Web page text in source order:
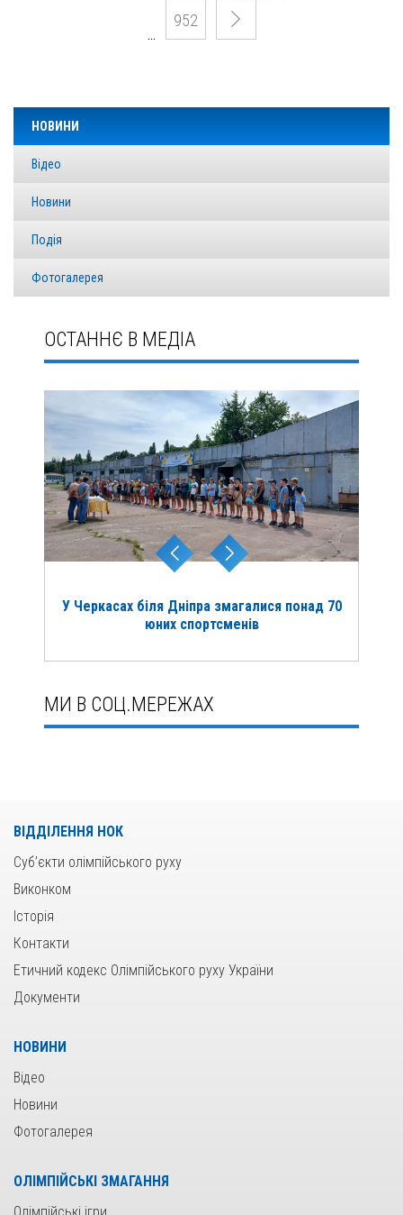
…
952
НОВИНИ
Відео
Новини
Подія
Фотогалерея
ОСТАННЄ В МЕДІА
У Черкасах біля Дніпра змагалися понад 70
юних спортсменів
МИ В СОЦ.МЕРЕЖАХ
ВІДДІЛЕННЯ НОК
Суб’єкти олімпійського руху
Виконком
Історія
Контакти
Етичний кодекс Олімпійського руху України
Документи
НОВИНИ
Відео
Новини
Фотогалерея
ОЛІМПІЙСЬКІ ЗМАГАННЯ